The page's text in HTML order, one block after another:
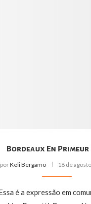
Bordeaux En Primeur
porKeli Bergamo 18 de
é a expressão em